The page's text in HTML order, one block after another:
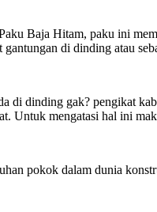
Baja Hitam, paku ini
di dinding atau
di dinding gak? pengikat
Untuk mengatasi hal ini
pokok dalam dunia